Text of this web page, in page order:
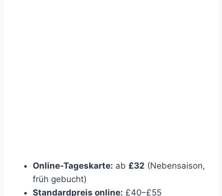
Online-Tageskarte: ab £32 (Nebensaison,
früh gebucht)
Standardpreis online: £40–£55